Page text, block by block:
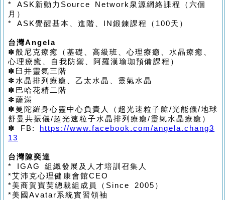
* ASK 新動力 Source Network 泉源網絡課程 （六個
月 ）
* ASK覺醒基本、進階、 IN 鍛鍊課程 （100天 ）
台灣Angela
✽般尼克療癒 （ 基礎、高級班、心理療癒、水晶療癒、
心理療癒、自我防禦、阿羅漢瑜珈預備課程 ）
✽ 臼井靈氣三階
✽ 水晶排列療癒、乙太水晶、靈氣水晶
✽ 巴哈花精二階
✽薩滿
✽ 曼陀羅身心靈中心負責人 （ 超光速粒子艙/光能儀/地球
舒曼共振儀/超光速粒子水晶排列療癒/靈氣水晶療癒 ）
✽
FB:
https://www.facebook.com/angela.chang3
13
台灣陳奕達
* IGAG組織發展及人才培訓召集人
*艾沛克心理健康會館CEO
*美商賀寶芙總裁組成員
（Since 2005）
*美國 Avatar系統實習領袖